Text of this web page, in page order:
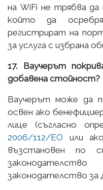
на WiFi не трябва да
който да
регистрират на
за услуга с избрана
17. Ваучерът
добавена стойност?
Ваучерът може да
освен ако
лице (съгласно
2006/112/ЕО или
възстановен по
законодателство за